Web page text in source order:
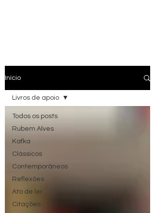
Início
Todos os posts
Rubem Alves
Kafka
Clássicos
Contemporâneos
Reflexões
Ato de ler
Citações
Livros de apoio